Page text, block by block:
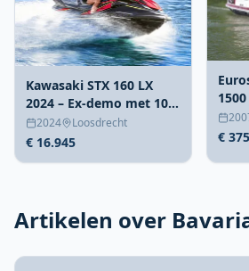
Kawasaki STX 160 LX
2024 – Ex-demo met 10
draaiuren
2024 Loosdrecht
€ 16.945
1500
€
Artikelen over